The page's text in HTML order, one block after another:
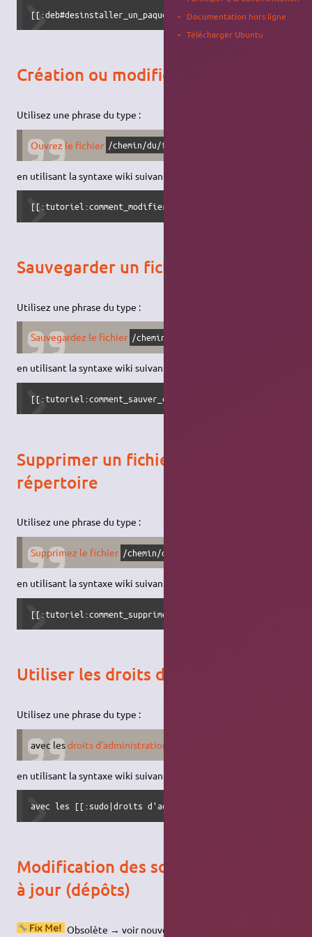
[[:deb#desinstaller_un_paquet_deb|Supprimez les
Création ou modification de fichier
Utilisez une phrase du type :
Ouvrez le fichier /chemin/du/fichier
en utilisant la syntaxe wiki suivante :
[[:tutoriel:comment_modifier_un_fichier|Ouvrez le
Sauvegarder un fichier
Utilisez une phrase du type :
Sauvegardez le fichier /chemin/du/fichier
en utilisant la syntaxe wiki suivante :
Supprimer un fichier ou un
répertoire
Utilisez une phrase du type :
Supprimez le fichier /chemin/du/fichier
en utilisant la syntaxe wiki suivante :
[[:tutoriel:comment_supprimer_un_fichier|Supprimez
Utiliser les droits d'administration
Utilisez une phrase du type :
avec lesdroits d'administration
en utilisant la syntaxe wiki suivante :
avec les [[:sudo|droits d'administration]]
Modification des sources de mises
à jour (dépôts)
Obsolète → voir nouvelle syntaxe.
Documentation hors ligne
Télécharger Ubuntu